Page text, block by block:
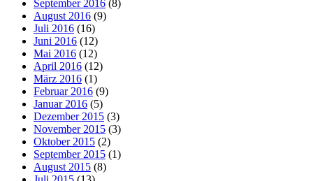
September 2016 (8)
August 2016 (9)
Juli 2016 (16)
Juni 2016 (12)
Mai 2016 (12)
April 2016 (12)
März 2016 (1)
Februar 2016 (9)
Januar 2016 (5)
Dezember 2015 (3)
November 2015 (3)
Oktober 2015 (2)
September 2015 (1)
August 2015 (8)